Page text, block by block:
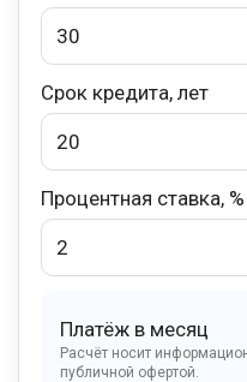
Срок кредита, лет
Процентная ставка, %
Платёж в месяц
Расчёт носит
публичной офертой.